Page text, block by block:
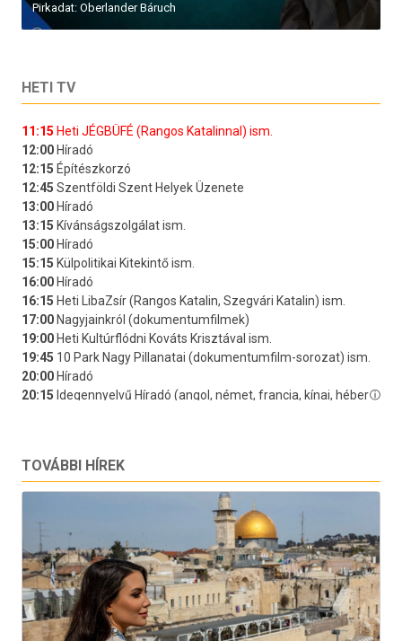
Pirkadat: Oberlander Báruch
HETI TV
TOVÁBBI HÍREK